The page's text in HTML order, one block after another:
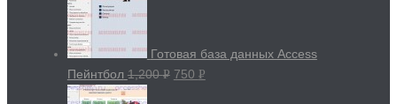
Готовая база данных Access
Пейнтбол 1,200Р 750 Р